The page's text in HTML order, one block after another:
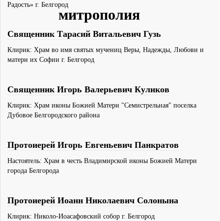
Радость» г. Белгород
Священник Тарасий Витальевич Гузь
Клирик: Храм во имя святых мучениц Веры, Надежды, Любови и
матери их Софии г. Белгород
Священник Игорь Валерьевич Куликов
Клирик: Храм иконы Божией Матери "Семистрельная" поселка
Дубовое Белгородского района
Протоиерей Игорь Евгеньевич Панкратов
Настоятель: Храм в честь Владимирской иконы Божией Матери
города Белгорода
Протоиерей Иоанн Николаевич Солонына
Клирик: Николо-Иоасафовский собор г. Белгород